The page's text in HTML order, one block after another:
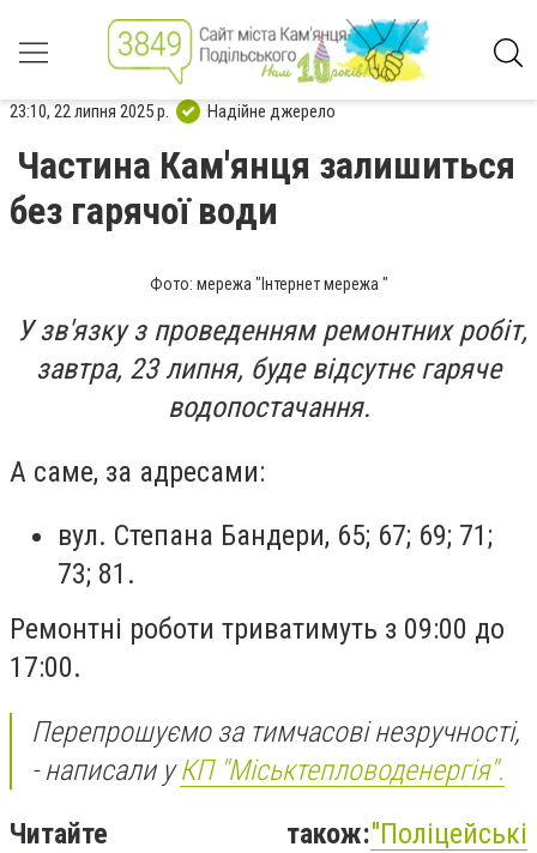
23:10, 22 липня 2025 р. Надійне джерело
Частина Кам'янця залишиться
без гарячої води
Фото: мережа "Інтернет мережа "
У зв'язку з проведенням ремонтних робіт,
завтра, 23 липня, буде відсутнє гаряче
водопостачання.
А саме, за адресами:
вул. Степана Бандери, 65; 67; 69; 71;
73; 81.
Ремонтні роботи триватимуть з 09:00 до
17:00.
Перепрошуємо за тимчасові незручності,
- написали уКП "Міськтепловоденергія".
Читайте також:"Поліцейські